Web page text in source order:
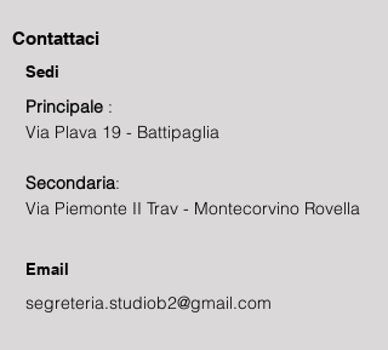
Contattaci
Sedi
Principale :
Via Plava 19 - Battipaglia
Secondaria:
Via Piemonte II Trav - Montecorvino Rovella
Email
segreteria.studiob2@gmail.com